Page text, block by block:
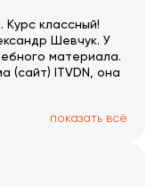
классный!
Шевчук. У
материала.
(сайт) ITVDN, она
показать всё